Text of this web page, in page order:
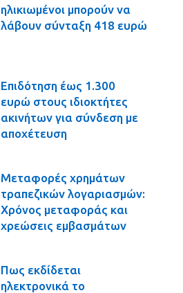
ηλικιωμένοι μπορούν να
λάβουν σύνταξη 418 ευρώ
Επιδότηση έως 1.300
ευρώ στους ιδιοκτήτες
ακινήτων για σύνδεση με
αποχέτευση
Μεταφορές χρημάτων
τραπεζικών λογαριασμών:
Χρόνος μεταφοράς και
χρεώσεις εμβασμάτων
Πως εκδίδεται
ηλεκτρονικά το